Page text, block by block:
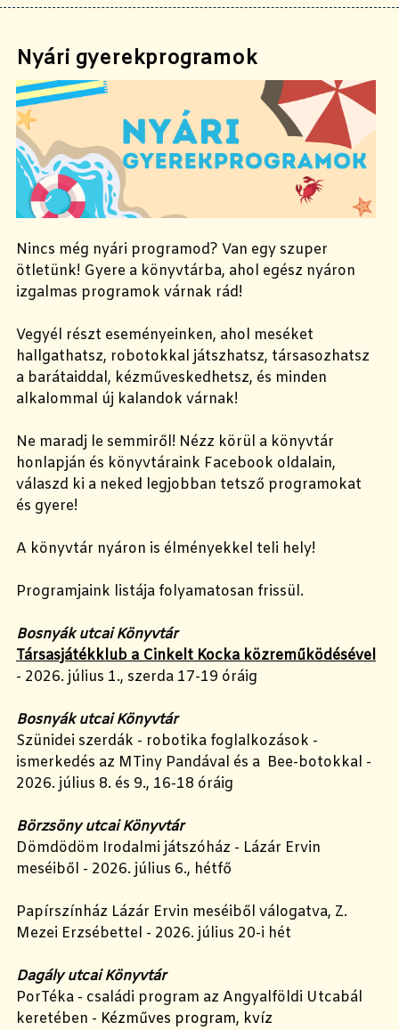
Nyári gyerekprogramok
Nincs még nyári programod? Van egy szuper
ötletünk! Gyere a könyvtárba, ahol egész nyáron
izgalmas programok várnak rád!
Vegyél részt eseményeinken, ahol meséket
hallgathatsz, robotokkal játszhatsz, társasozhatsz
a barátaiddal, kézműveskedhetsz, és minden
alkalommal új kalandok várnak!
Ne maradj le semmiről! Nézz körül a könyvtár
honlapján és könyvtáraink Facebook oldalain,
válaszd ki a neked legjobban tetsző programokat
és gyere!
A könyvtár nyáron is élményekkel teli hely!
Programjaink listája folyamatosan frissül.
Bosnyák utcai Könyvtár
Társasjátékklub a Cinkelt Kocka közreműködésével
- 2026. július 1., szerda 17-19 óráig
Bosnyák utcai Könyvtár
Szünidei szerdák - robotika foglalkozások -
ismerkedés az MTiny Pandával és a Bee-botokkal -
2026. július 8. és 9., 16-18 óráig
Börzsöny utcai Könyvtár
Dömdödöm Irodalmi játszóház - Lázár Ervin
meséiből - 2026. július 6., hétfő
Papírszínház Lázár Ervin meséiből válogatva, Z.
Mezei Erzsébettel - 2026. július 20-i hét
Dagály utcai Könyvtár
PorTéka - családi program az Angyalföldi Utcabál
keretében - Kézműves program, kvíz